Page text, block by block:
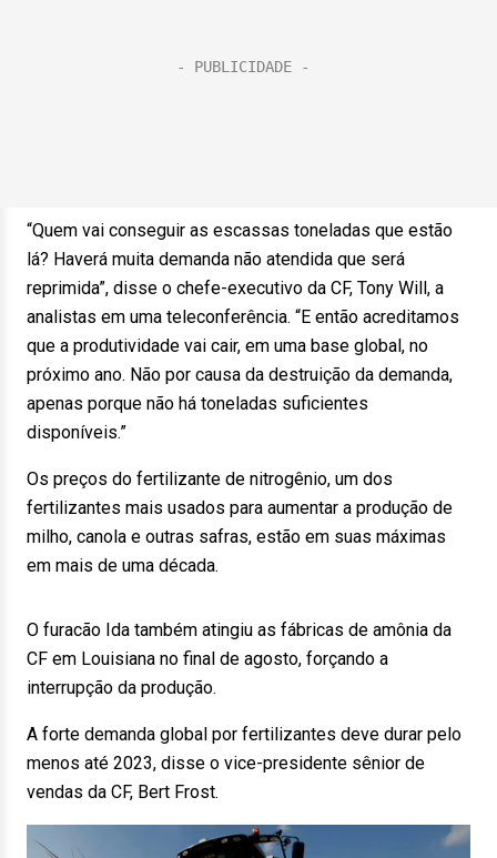
“Quem vai conseguir as escassas toneladas que estão
lá? Haverá muita demanda não atendida que será
reprimida”, disse o chefe-executivo da CF, Tony Will, a
analistas em uma teleconferência. “E então acreditamos
que a produtividade vai cair, em uma base global, no
próximo ano. Não por causa da destruição da demanda,
apenas porque não há toneladas suficientes
disponíveis.”
Os preços do fertilizante de nitrogênio, um dos
fertilizantes mais usados para aumentar a produção de
milho, canola e outras safras, estão em suas máximas
em mais de uma década.
O furacão Ida também atingiu as fábricas de amônia da
CF em Louisiana no final de agosto, forçando a
interrupção da produção.
A forte demanda global por fertilizantes deve durar pelo
menos até 2023, disse o vice-presidente sênior de
vendas da CF, Bert Frost.